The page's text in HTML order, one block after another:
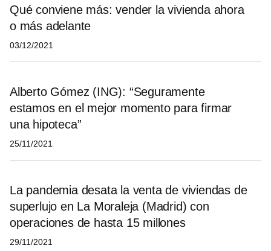
Qué conviene más: vender la vivienda ahora
o más adelante
03/12/2021
Alberto Gómez (ING): “Seguramente
estamos en el mejor momento para firmar
una hipoteca”
25/11/2021
La pandemia desata la venta de viviendas de
superlujo en La Moraleja (Madrid) con
operaciones de hasta 15 millones
29/11/2021